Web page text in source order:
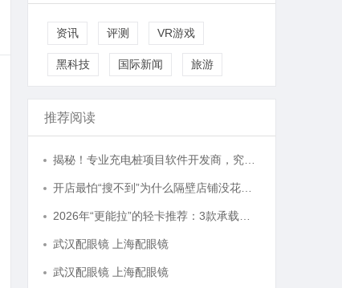
资讯 评测 VR游戏
黑科技 国际新闻 旅游
推荐阅读
武汉配眼镜 上海配眼镜
武汉配眼镜 上海配眼镜